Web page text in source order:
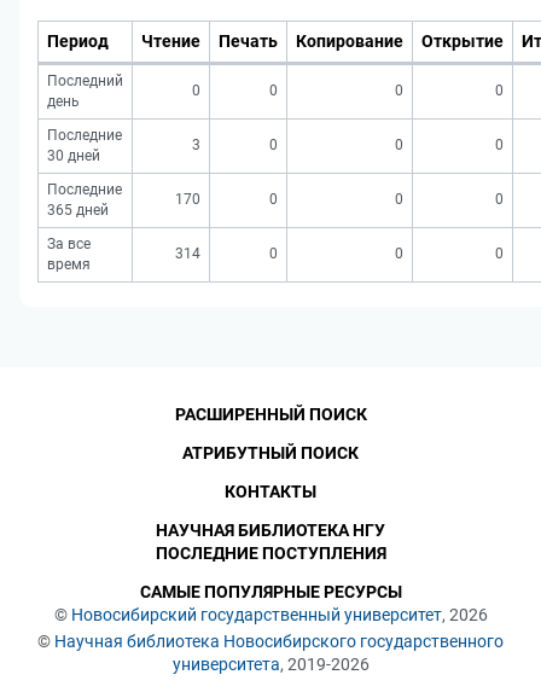
Период Чтение Печать Копирование Открытие
Последний
день
0 0 0 0
Последние
30 дней
3 0 0 0
Последние
365 дней
170 0 0 0
За все
время
314 0 0 0
© Новосибирский государственный университет, 2026
© Научная библиотека Новосибирского государственного
университета, 2019-2026
РАСШИРЕННЫЙ ПОИСК
АТРИБУТНЫЙ ПОИСК
КОНТАКТЫ
НАУЧНАЯ БИБЛИОТЕКА НГУ
ПОСЛЕДНИЕ ПОСТУПЛЕНИЯ
САМЫЕ ПОПУЛЯРНЫЕ РЕСУРСЫ